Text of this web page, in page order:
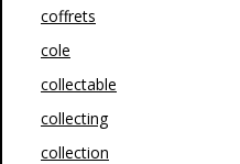
coffrets
cole
collectable
collecting
collection